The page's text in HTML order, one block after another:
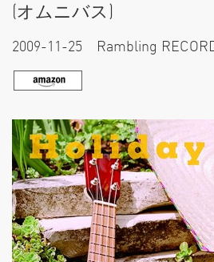
(オムニバス)
2009-11-25 Rambling